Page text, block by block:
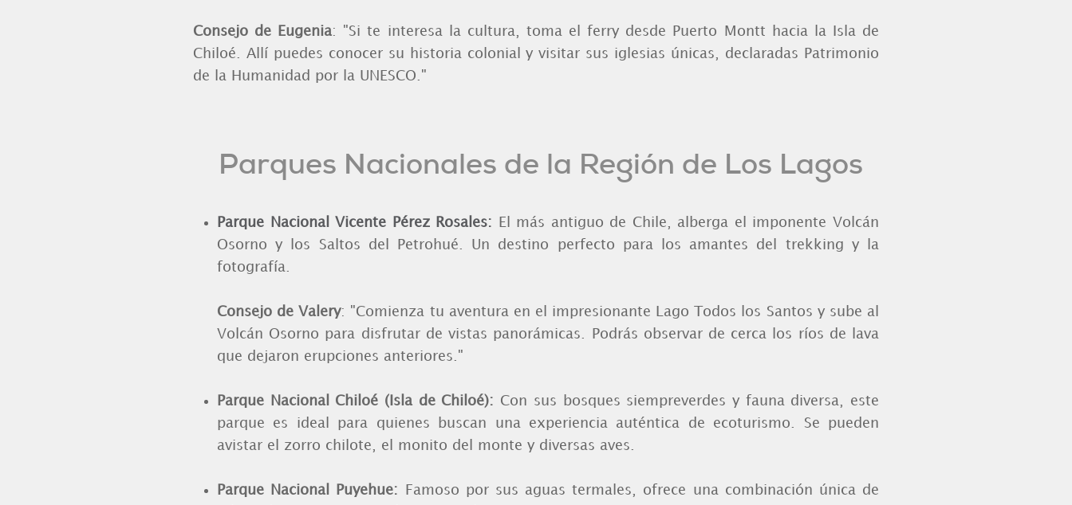
Consejo de Eugenia: "Si te interesa la cultura, toma el ferry desde Puerto Montt hacia la Isla de
Chiloé. Allí puedes conocer su historia colonial y visitar sus iglesias únicas, declaradas Patrimonio
de la Humanidad por la UNESCO."
Parques Nacionales de la Región de Los Lagos
Parque Nacional Vicente Pérez Rosales: El más antiguo de Chile, alberga el imponente Volcán
Osorno y los Saltos del Petrohué. Un destino perfecto para los amantes del trekking y la
fotografía.
Consejo de Valery: "Comienza tu aventura en el impresionante Lago Todos los Santos y sube al
Volcán Osorno para disfrutar de vistas panorámicas. Podrás observar de cerca los ríos de lava
que dejaron erupciones anteriores."
Parque Nacional Chiloé (Isla de Chiloé): Con sus bosques siempreverdes y fauna diversa, este
parque es ideal para quienes buscan una experiencia auténtica de ecoturismo. Se pueden
avistar el zorro chilote, el monito del monte y diversas aves.
Parque Nacional Puyehue:
Famoso por sus aguas termales, ofrece una combinación única de